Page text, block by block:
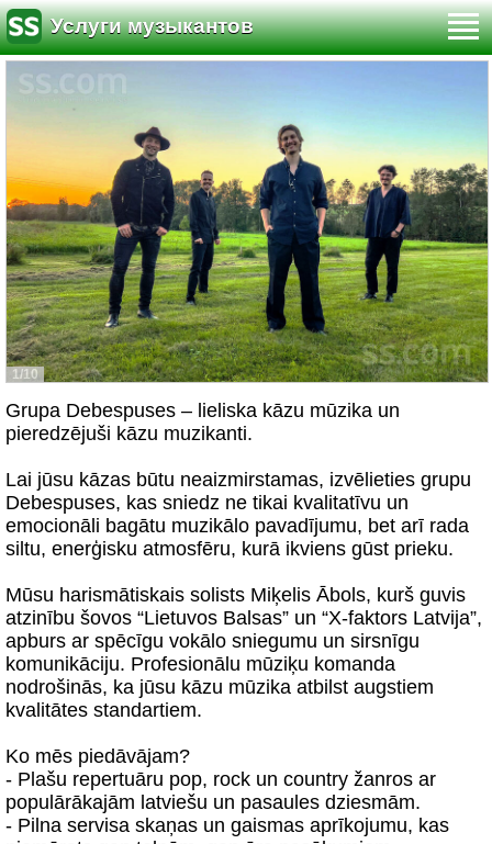
Услуги музыкантов
1/10
Grupa Debespuses – lieliska kāzu mūzika un
pieredzējuši kāzu muzikanti.
Lai jūsu kāzas būtu neaizmirstamas, izvēlieties grupu
Debespuses, kas sniedz ne tikai kvalitatīvu un
emocionāli bagātu muzikālo pavadījumu, bet arī rada
siltu, enerģisku atmosfēru, kurā ikviens gūst prieku.
Mūsu harismātiskais solists Miķelis Ābols, kurš guvis
atzinību šovos “Lietuvos Balsas” un “X-faktors Latvija”,
apburs ar spēcīgu vokālo sniegumu un sirsnīgu
komunikāciju. Profesionālu mūziķu komanda
nodrošinās, ka jūsu kāzu mūzika atbilst augstiem
kvalitātes standartiem.
Ko mēs piedāvājam?
- Plašu repertuāru pop, rock un country žanros ar
populārākajām latviešu un pasaules dziesmām.
- Pilna servisa skaņas un gaismas aprīkojumu, kas